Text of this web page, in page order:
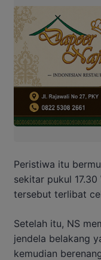
Peristiwa itu
sekitar pukul
tersebut terlibat
Setelah itu, NS
jendela belakang
kemudian